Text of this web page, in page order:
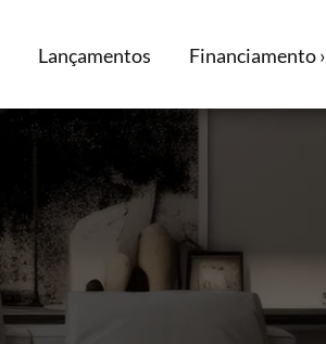
Lançamentos Financiamento ›